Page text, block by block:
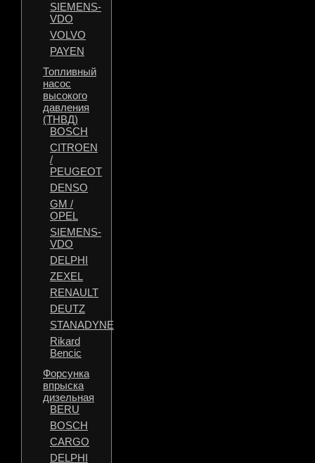
SIEMENS-
VDO
VOLVO
PAYEN
Топливный
насос
высокого
давления
(ТНВД)
BOSCH
CITROEN
/
PEUGEOT
DENSO
GM /
OPEL
SIEMENS-
VDO
DELPHI
ZEXEL
RENAULT
DEUTZ
STANADYNE
Rikard
Bencic
Форсунка
впрыска
дизельная
BERU
BOSCH
CARGO
DELPHI